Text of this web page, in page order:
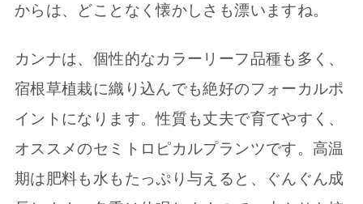
からは、どことなく懐かしさも漂いますね。
カンナは、個性的なカラーリーフ品種も多く、
宿根草植栽に織り込んでも絶好のフォーカルポ
イントになります。性質も丈夫で育てやすく、
オススメのセミトロピカルプランツです。高温
期は肥料も水もたっぷり与えると、ぐんぐん成